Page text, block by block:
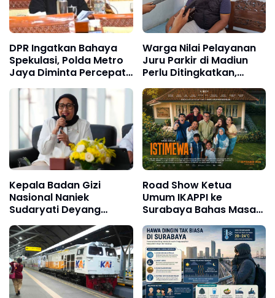
DPR Ingatkan Bahaya
Spekulasi, Polda Metro
Jaya Diminta Percepat
Pengusutan Kematian
Sutrimo
Warga Nilai Pelayanan
Juru Parkir di Madiun
Perlu Ditingkatkan,
Utamakan Kenyamanan
Kepala Badan Gizi
Nasional Naniek
Sudaryati Deyang
Mengundurkan Diri, Ini
Alasannya
Road Show Ketua
Umum IKAPPI ke
Surabaya Bahas Masa
Depan Pasar
Tradisional dan
Pedagang